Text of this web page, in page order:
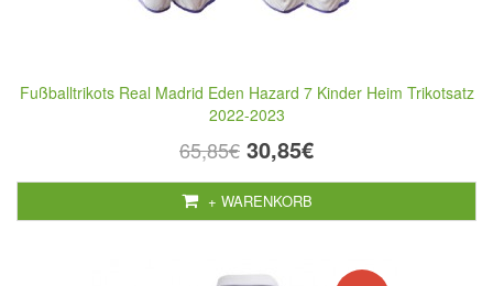
Fußballtrikots Real Madrid Eden Hazard 7 Kinder Heim Trikotsatz
2022-2023
65,85€ 30,85€
+ WARENKORB